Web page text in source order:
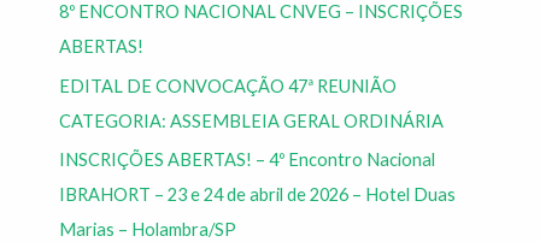
8º ENCONTRO NACIONAL CNVEG – INSCRIÇÕES
ABERTAS!
EDITAL DE CONVOCAÇÃO 47ª REUNIÃO
CATEGORIA: ASSEMBLEIA GERAL ORDINÁRIA
INSCRIÇÕES ABERTAS! – 4º Encontro Nacional
IBRAHORT – 23 e 24 de abril de 2026 – Hotel Duas
Marias – Holambra/SP